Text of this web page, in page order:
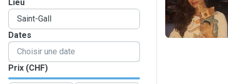
Lieu
Dates
Prix (CHF)
L